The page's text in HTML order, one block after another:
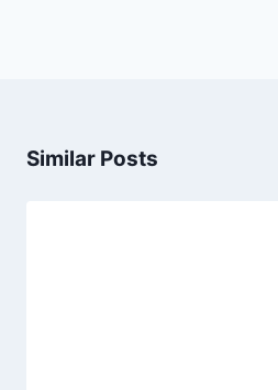
Similar Posts